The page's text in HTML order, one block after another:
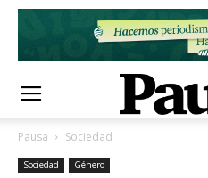
Pausa Sociedad
Sociedad Género